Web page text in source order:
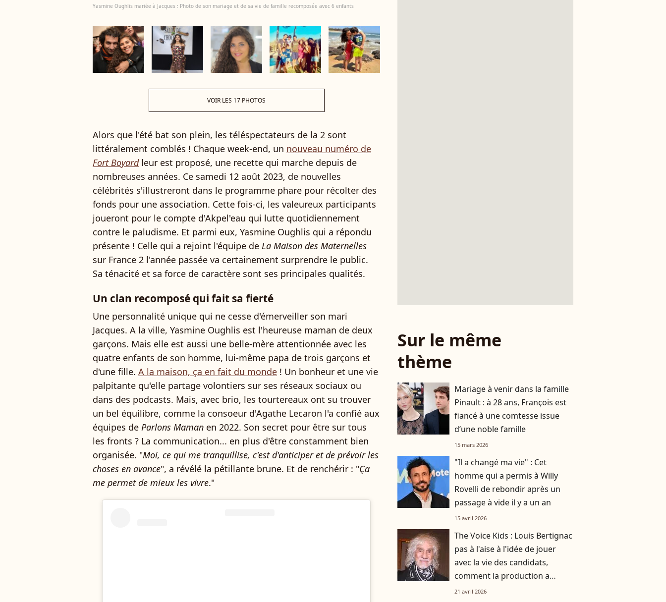
Yasmine Oughlis mariée à Jacques : Photo de son mariage et de sa vie de famille recomposée avec 6 enfants
VOIR LES 17 PHOTOS
Alors que l'été bat son plein, les téléspectateurs de la 2 sont
littéralement comblés ! Chaque week-end, un nouveau numéro de
Fort Boyardleur est proposé, une recette qui marche depuis de
nombreuses années. Ce samedi 12 août 2023, de nouvelles
célébrités s'illustreront dans le programme phare pour récolter des
fonds pour une association. Cette fois-ci, les valeureux participants
joueront pour le compte d'Akpel'eau qui lutte quotidiennement
contre le paludisme. Et parmi eux, Yasmine Oughlis qui a répondu
présente ! Celle qui a rejoint l'équipe de La Maison des Maternelles
sur France 2 l'année passée va certainement surprendre le public.
Sa ténacité et sa force de caractère sont ses principales qualités.
Un clan recomposé qui fait sa fierté
Une personnalité unique qui ne cesse d'émerveiller son mari
Jacques. A la ville, Yasmine Oughlis est l'heureuse maman de deux
garçons. Mais elle est aussi une belle-mère attentionnée avec les
quatre enfants de son homme, lui-même papa de trois garçons et
d'une fille. A la maison, ça en fait du monde ! Un bonheur et une vie
palpitante qu'elle partage volontiers sur ses réseaux sociaux ou
dans des podcasts. Mais, avec brio, les tourtereaux ont su trouver
un bel équilibre, comme la consoeur d'Agathe Lecaron l'a confié aux
équipes de Parlons Maman en 2022. Son secret pour être sur tous
les fronts ? La communication... en plus d'être constamment bien
organisée. "Moi, ce qui me tranquillise, c'est d'anticiper et de prévoir les
choses en avance", a révélé la pétillante brune. Et de renchérir : "Ça
me permet de mieux les vivre."
Sur le même
thème
Mariage à venir dans la famille
Pinault : à 28 ans, François est
fiancé à une comtesse issue
d’une noble famille
15 mars 2026
"Il a changé ma vie" : Cet
homme qui a permis à Willy
Rovelli de rebondir après un
passage à vide il y a un an
15 avril 2026
The Voice Kids : Louis Bertignac
pas à l'aise à l'idée de jouer
avec la vie des candidats,
comment la production a
réussi à le faire rempiler
21 avril 2026